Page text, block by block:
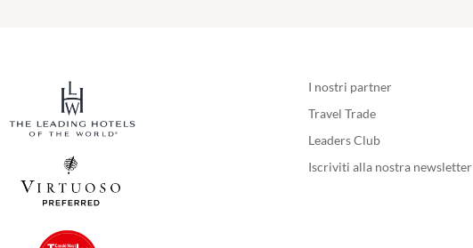
I nostri partner
Travel Trade
Leaders Club
Iscriviti alla nostra newsletter